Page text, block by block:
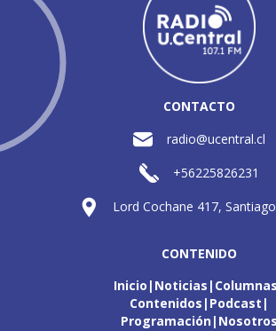
CONTACTO
radio@ucentral.cl
+56225826231
Lord Cochane 417,
CONTENIDO
Inicio Noticias Columnas
Contenidos Podcast
Programación Nosotros